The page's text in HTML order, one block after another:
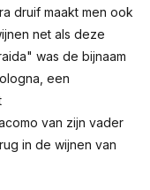
druif maakt men ook
net als deze
was de bijnaam
een
van zijn vader
in de wijnen van